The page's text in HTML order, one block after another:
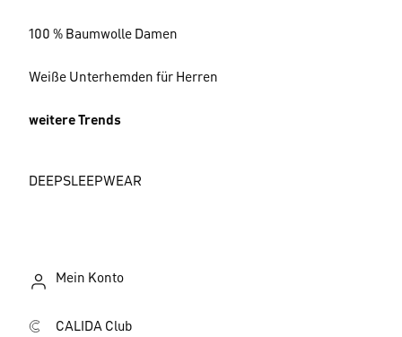
100 % Baumwolle Damen
Weiße Unterhemden für Herren
weitere Trends
DEEPSLEEPWEAR
Mein Konto
CALIDA Club